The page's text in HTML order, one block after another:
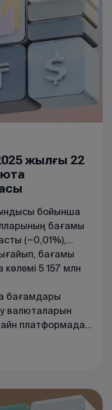
жылғы 22
бойынша
бағамы
(−0,01%),
бағамы
5 157 млн
бағамдары
валюталарын
платформада